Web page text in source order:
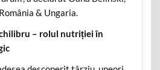
& Ungaria.
– rolul nutriției în